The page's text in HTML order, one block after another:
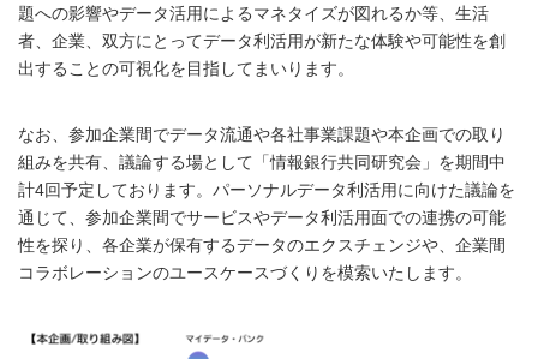
題への影響やデータ活用によるマネタイズが図れるか等、生活
者、企業、双方にとってデータ利活用が新たな体験や可能性を創
出することの可視化を目指してまいります。
なお、参加企業間でデータ流通や各社事業課題や本企画での取り
組みを共有、議論する場として「情報銀行共同研究会」を期間中
計4回予定しております。パーソナルデータ利活用に向けた議論を
通じて、参加企業間でサービスやデータ利活用面での連携の可能
性を探り、各企業が保有するデータのエクスチェンジや、企業間
コラボレーションのユースケースづくりを模索いたします。